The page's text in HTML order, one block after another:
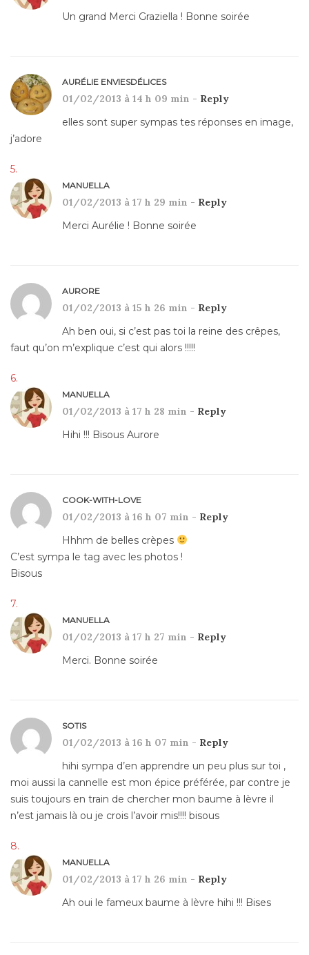
Un grand Merci Graziella ! Bonne soirée
AURÉLIE ENVIESDÉLICES
01/02/2013 à 14 h 09 min - Reply
elles sont super sympas tes réponses en image,
j’adore
MANUELLA
01/02/2013 à 17 h 29 min - Reply
Merci Aurélie ! Bonne soirée
AURORE
01/02/2013 à 15 h 26 min - Reply
Ah ben oui, si c’est pas toi la reine des crêpes,
faut qu’on m’explique c’est qui alors !!!!!
MANUELLA
01/02/2013 à 17 h 28 min - Reply
Hihi !!! Bisous Aurore
COOK-WITH-LOVE
01/02/2013 à 16 h 07 min - Reply
Hhhm de belles crèpes
C’est sympa le tag avec les photos !
Bisous
MANUELLA
01/02/2013 à 17 h 27 min - Reply
Merci. Bonne soirée
SOTIS
01/02/2013 à 16 h 07 min - Reply
hihi sympa d’en apprendre un peu plus sur toi ,
moi aussi la cannelle est mon épice préférée, par contre je
suis toujours en train de chercher mon baume à lèvre il
n’est jamais là ou je crois l’avoir mis!!!! bisous
MANUELLA
01/02/2013 à 17 h 26 min - Reply
Ah oui le fameux baume à lèvre hihi !!! Bises